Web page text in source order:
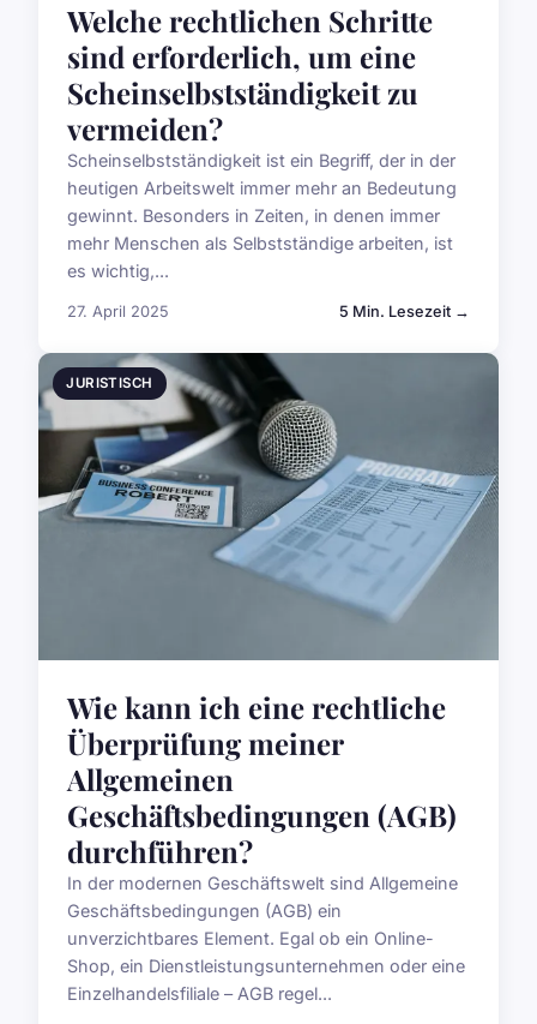
Welche rechtlichen Schritte
sind erforderlich, um eine
Scheinselbstständigkeit zu
vermeiden?
Scheinselbstständigkeit ist ein Begriff, der in der
heutigen Arbeitswelt immer mehr an Bedeutung
gewinnt. Besonders in Zeiten, in denen immer
mehr Menschen als Selbstständige arbeiten, ist
es wichtig,...
27. April 2025 5 Min. Lesezeit →
JURISTISCH
Wie kann ich eine rechtliche
Überprüfung meiner
Allgemeinen
Geschäftsbedingungen (AGB)
durchführen?
In der modernen Geschäftswelt sind Allgemeine
Geschäftsbedingungen (AGB) ein
unverzichtbares Element. Egal ob ein Online-
Shop, ein Dienstleistungsunternehmen oder eine
Einzelhandelsfiliale – AGB regel...